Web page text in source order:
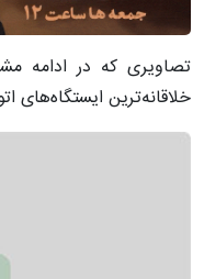
تصاویری که در ادامه
خلاقانه‌ترین ایستگاه‌های